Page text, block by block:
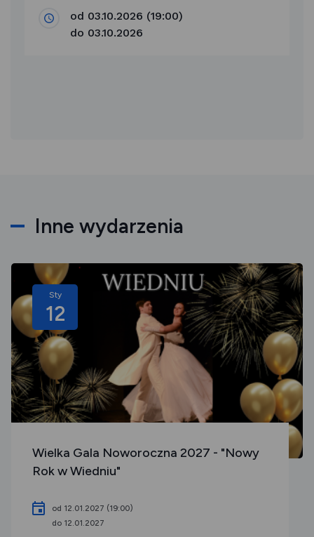
od 03.10.2026 (19:00)
do 03.10.2026
Inne wydarzenia
Sty
12
Wielka Gala Noworoczna 2027 - "Nowy
Rok w Wiedniu"
od 12.01.2027 (19:00)
do 12.01.2027